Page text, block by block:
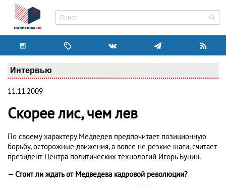
Интервью
11.11.2009
Скорее лис, чем лев
По своему характеру Медведев предпочитает позиционную
борьбу, осторожные движения, а вовсе не резкие шаги, считает
президент Центра политических технологий Игорь Бунин.
— Стоит ли ждать от Медведева кадровой революции?